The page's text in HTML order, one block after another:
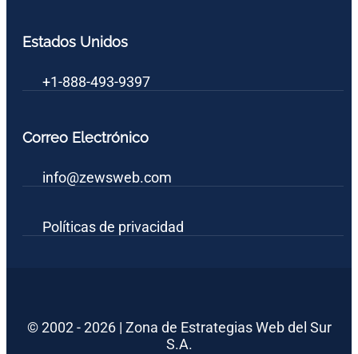
Estados Unidos
+1-888-493-9397
Correo Electrónico
info@zewsweb.com
Políticas de privacidad
© 2002 - 2026 | Zona de Estrategias Web del Sur
S.A.